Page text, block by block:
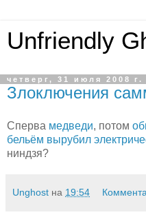
Unfriendly
четверг, 31 июля 2008 г.
Злоключения
Сперва медведи, потом
бельём вырубил
ниндзя?
Unghost на 19:54